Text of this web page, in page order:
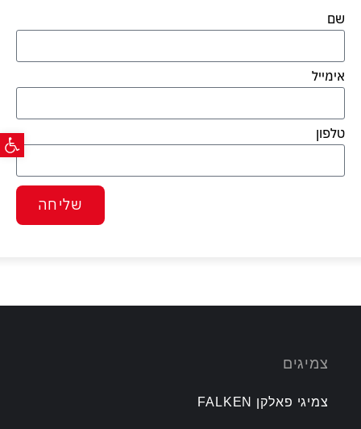
פתח
שם
אימייל
טלפון
שליחה
צמיגים
צמיגי פאלקן FALKEN